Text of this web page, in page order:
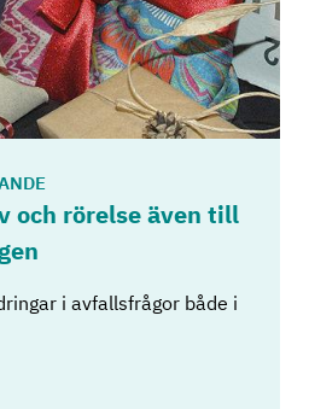
och rö­rel­se även till
i avfallsfrågor både i